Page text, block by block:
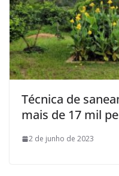
Técnica de
mais de 17 mil
2 de junho de 2023